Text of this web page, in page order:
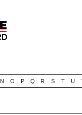
N O P Q R S T U